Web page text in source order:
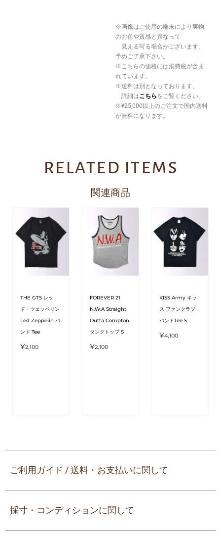
※画像はご使用の端末により実物
のお色や質感と異なって
見える写る場合がございます。
予めご了承下さい。
※こちらの価格には消費税が含ま
れています。
※送料は別となっております。
詳細はこちらをご覧ください。
※¥25,000以上のご注文で国内送料
が無料になります。
related items
関連商品
THE GTS レッ
ド・ツェッペリン
Led Zeppelin バ
ンド Tee
¥2,100
FOREVER 21
N.W.A Straight
Outta Compton
タンクトップ S
¥2,100
KISS Army キッ
ス ファンクラブ
バンドTee S
¥4,100
ご利用ガイド / 送料・お支払いに関して
採寸・コンディションに関して